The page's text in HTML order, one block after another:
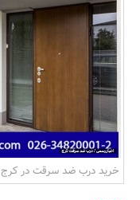
خرید درب ضد سرقت در کرج